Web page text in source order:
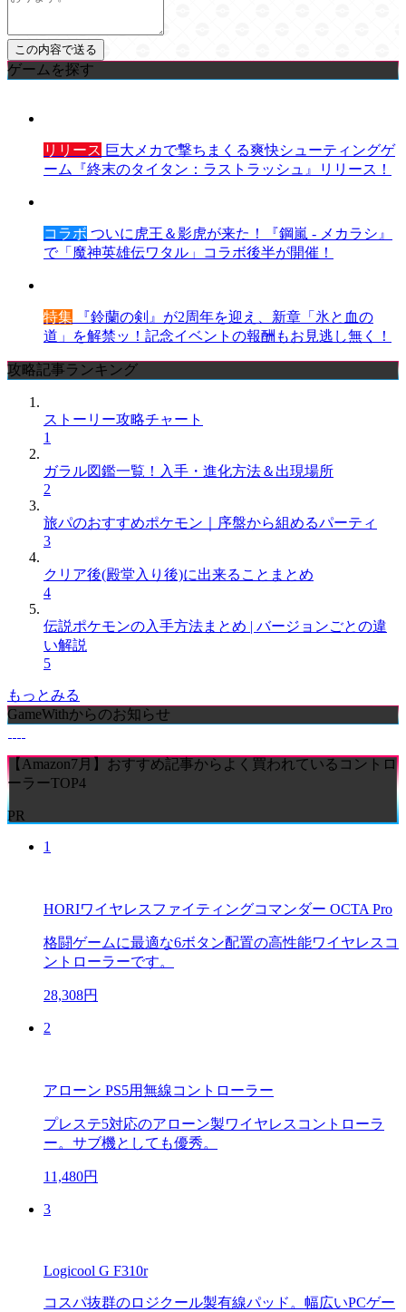
ゲームを探す
リリース 巨大メカで撃ちまくる爽快シューティングゲ
ーム『終末のタイタン：ラストラッシュ』リリース！
コラボ ついに虎王＆影虎が来た！『鋼嵐 - メカラシ』
で「魔神英雄伝ワタル」コラボ後半が開催！
特集 『鈴蘭の剣』が2周年を迎え、新章「氷と血の
道」を解禁ッ！記念イベントの報酬もお見逃し無く！
攻略記事ランキング
ストーリー攻略チャート
1
ガラル図鑑一覧！入手・進化方法＆出現場所
2
旅パのおすすめポケモン｜序盤から組めるパーティ
3
クリア後(殿堂入り後)に出来ることまとめ
4
伝説ポケモンの入手方法まとめ | バージョンごとの違
い解説
5
もっとみる
GameWithからのお知らせ
【Amazon7月】おすすめ記事からよく買われているコントロ
ーラーTOP4
PR
1
HORIワイヤレスファイティングコマンダー OCTA Pro
格闘ゲームに最適な6ボタン配置の高性能ワイヤレスコ
ントローラーです。
28,308円
2
アローン PS5用無線コントローラー
プレステ5対応のアローン製ワイヤレスコントローラ
ー。サブ機としても優秀。
11,480円
3
Logicool G F310r
コスパ抜群のロジクール製有線パッド。幅広いPCゲー